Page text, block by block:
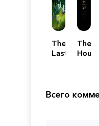
The
Last
The
House
2
Всего